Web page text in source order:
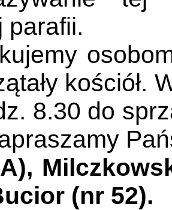
parafii.
kościół.
8.30 do
(nr 52).